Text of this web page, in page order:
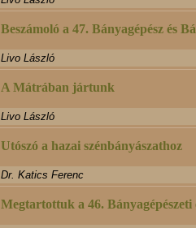
Beszámoló a 47. Bányagépész és
Livo László
A Mátrában jártunk
Livo László
Utószó a hazai szénbányászathoz
Dr. Katics Ferenc
Megtartottuk a 46.